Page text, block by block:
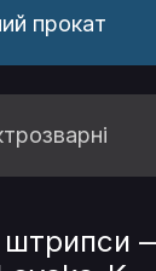
прокат
штрипси